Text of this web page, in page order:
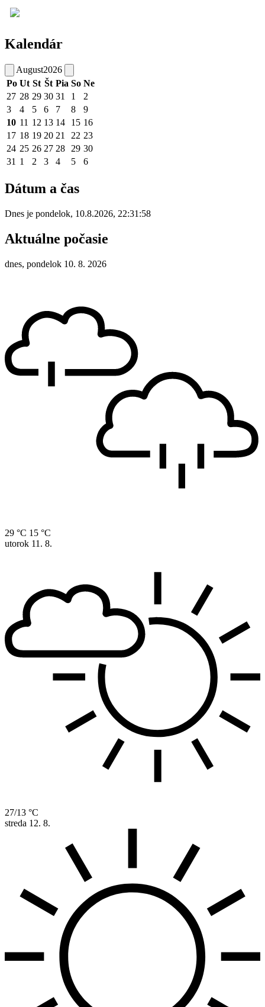
Kalendár
August2026
Po Ut St Št Pia So Ne
27 28 29 30 31 1
2
3
4 5 6 7 8
9
10 11 12 13 14 15 16
17 18 19 20 21 22 23
24 25 26 27 28 29 30
31 1 2 3 4 5 6
Dátum a čas
Dnes je pondelok, 10.8.2026, 22:31:58
Aktuálne počasie
dnes, pondelok 10. 8. 2026
29 °C 15 °C
utorok 11. 8.
27/13 °C
streda 12. 8.